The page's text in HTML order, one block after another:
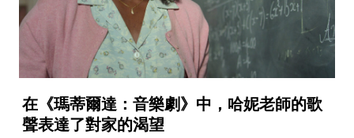
在《瑪蒂爾達：音樂劇》中，哈妮老師的歌
聲表達了對家的渴望